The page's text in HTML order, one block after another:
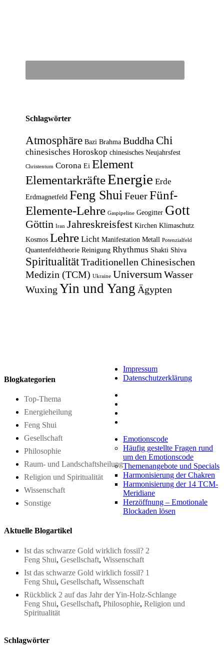
Schlagwörter
Atmosphäre Bazi Brahma Buddha Chi
chinesisches Horoskop chinesisches Neujahrsfest
Christentum Corona Ei Element
ElementarkräfteEnergie Erde
Erdmagnetfeld Feng Shui Feuer Fünf-
Elemente-Lehre Gaspipeline Geogitter Gott
Göttin Iran Jahreskreisfest Kirchen Klimaschutz
Kosmos Lehre Licht Manifestation Metall Potenzialfeld
Quantenfeldtheorie Reinigung Rhythmus Shakti Shiva
Spiritualität Traditionellen Chinesischen
Medizin (TCM) Ukraine Universum Wasser
Wuxing Yin und Yang Ägypten
Blogkategorien
Top-Thema
Energieheilung
Feng Shui
Gesellschaft
Philosophie
Raum- und Landschaftsheilung
Religion und Spiritualität
Wissenschaft
Sonstige
Aktuelle Blogartikel
Ist das schwarze Gold wirklich fossil? 2
Feng Shui, Gesellschaft, Wissenschaft
Ist das schwarze Gold wirklich fossil? 1
Feng Shui, Gesellschaft, Wissenschaft
Rückblick 2 auf das Jahr der Yin-Holz-Schlange
Feng Shui, Gesellschaft, Philosophie, Religion und
Spiritualität
Schlagwörter
Impressum
Datenschutzerklärung
Emotionscode
Häufig gestellte Fragen rund
um den Emotionscode
Themenangebote und Specials
Harmonisierung der Chakren
Harmonisierung der 14 TCM-
Meridiane
Herzöffnung – Emotionale
Blockaden lösen